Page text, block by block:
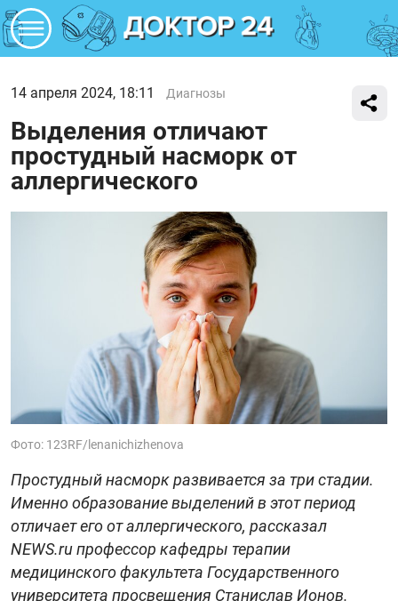
14 апреля 2024, 18:11 Диагнозы
Выделения отличают
простудный насморк от
аллергического
Фото: 123RF/lenanichizhenova
Простудный насморк развивается за три стадии.
Именно образование выделений в этот период
отличает его от аллергического, рассказал
NEWS.ru профессор кафедры терапии
медицинского факультета Государственного
университета просвещения Станислав Ионов.